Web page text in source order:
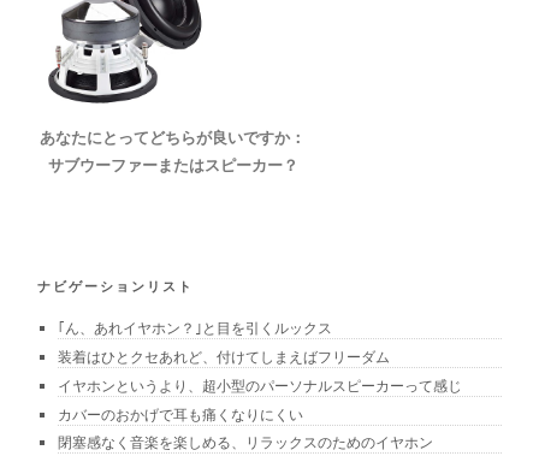
あなたにとってどちらが良いですか：
サブウーファーまたはスピーカー？
ナビゲーションリスト
｢ん、あれイヤホン？｣と目を引くルックス
装着はひとクセあれど、付けてしまえばフリーダム
イヤホンというより、超小型のパーソナルスピーカーって感じ
カバーのおかげで耳も痛くなりにくい
閉塞感なく音楽を楽しめる、リラックスのためのイヤホン